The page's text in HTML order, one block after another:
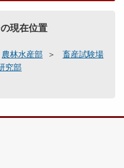
現在位置
農林水産部
畜産試験場
究部